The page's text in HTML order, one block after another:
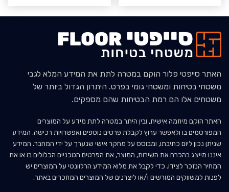
האתר סייפטי פלור הוקם במטרה לתת את המידע המלא לגבי
משטחי בטיחות ומשטחי גומי בפרט. היתרון הגדול ביותר של
משטחים אלו הם רמת הבטיחות שהם מספקים.
האתר הוקם מיוזמה אישית, ובין היתר במטרה לתת מידע על המוצרים
המפורסמים בו ולאפשר ערוץ לקבלת פרטים נוספים ואפשרויות רכישה. המידע
שניתן נכון ליום כתיבתו, ומבוסס על מחקר אישי שנערך על ידי המחבר. המידע
איננו מייצג בהכרח את השירות, המוצר, את הפרטים הטכניים הכלולים בו או את
המחיר הנזכר לצידו. כדי לקבל את מלוא המידע הרלוונטי על המוצרים יש
לפנות למשווקים המורשים ו/או ליצרנים של המוצרים המוזכרים באתר.